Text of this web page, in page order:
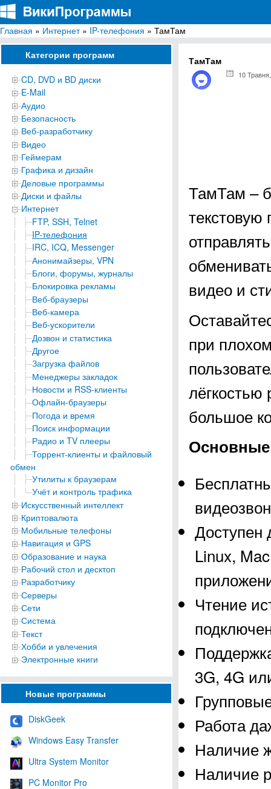
ВикиПрограммы
Энциклопедия бесплатных компьютерных программ для Windows
Главная » Интернет» IP-телефония » ТамТам
Категории программ
CD, DVD и BD диски
E-Mail
Аудио
Безопасность
Веб-разработчику
Видео
Геймерам
Графика и дизайн
Деловые программы
Диски и файлы
Интернет
FTP, SSH, Telnet
IP-телефония
IRC, ICQ, Messenger
Анонимайзеры, VPN
Блоги, форумы, журналы
Блокировка рекламы
Веб-браузеры
Веб-камера
Веб-ускорители
Дозвон и статистика
Другое
Загрузка файлов
Менеджеры закладок
Новости и RSS-клиенты
Офлайн-браузеры
Погода и время
Поиск информации
Радио и TV плееры
Торрент-клиенты и файловый
обмен
Утилиты к браузерам
Учёт и контроль трафика
Искусственный интеллект
Криптовалюта
Мобильные телефоны
Навигация и GPS
Образование и наука
Рабочий стол и десктоп
Разработчику
Серверы
Сети
Система
Текст
Хобби и увлечения
Электронные книги
Новые программы
DiskGeek
Windows Easy Transfer
Ultra System Monitor
PC Monitor Pro
ТамТам
10
ТамТам –
текстовую
видео и
при
лёгкостью
большое
Доступен
Linux,
Чтение
3G, 4G
Работа
Наличие
Наличие